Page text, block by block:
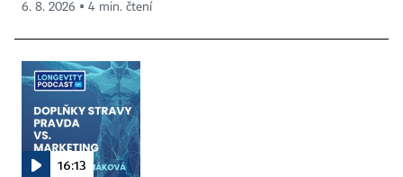
6. 8. 2026 ▪ 4 min. čtení
16:13